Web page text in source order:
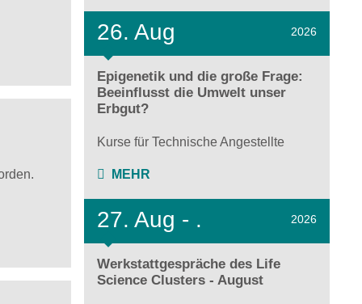
26. Aug 2026
Epigenetik und die große Frage:
Beeinflusst die Umwelt unser
Erbgut?
Kurse für Technische Angestellte
MEHR
27. Aug - . 2026
Werkstattgespräche des Life
Science Clusters - August